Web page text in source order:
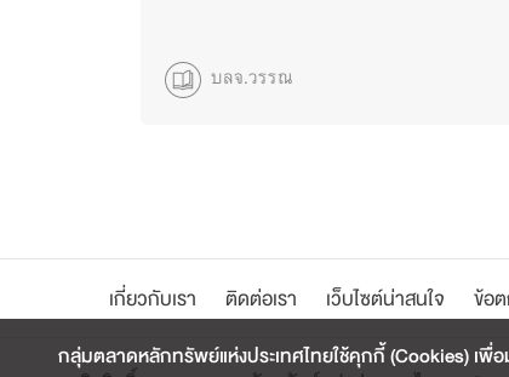
บลจ.วรรณ
เกี่ยวกับเรา ติดต่อเรา เว็บไซต์น่าสนใจ ข้อต
กลุ่มตลาดหลักทรัพย์แห่งประเทศไทยใช้คุกกี้ (Cookies) เ